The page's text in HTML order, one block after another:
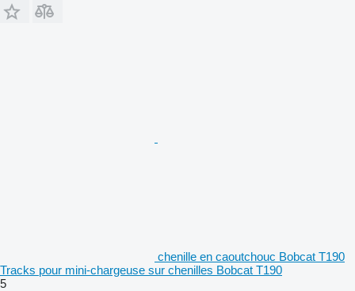
chenille en caoutchouc Bobcat T190
Tracks pour mini-chargeuse sur chenilles Bobcat T190
5